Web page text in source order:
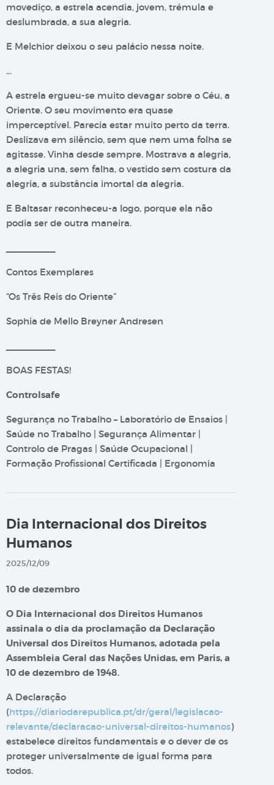
movediço, a estrela acendia, jovem, trémula e
deslumbrada, a sua alegria.
E Melchior deixou o seu palácio nessa noite.
…
A estrela ergueu-se muito devagar sobre o Céu, a
Oriente. O seu movimento era quase
imperceptível. Parecia estar muito perto da terra.
Deslizava em silêncio, sem que nem uma folha se
agitasse. Vinha desde sempre. Mostrava a alegria,
a alegria una, sem falha, o vestido sem costura da
alegria, a substância imortal da alegria.
E Baltasar reconheceu-a logo, porque ela não
podia ser de outra maneira.
Contos Exemplares
“Os Três Reis do Oriente”
Sophia de Mello Breyner Andresen
BOAS FESTAS!
Controlsafe
Segurança no Trabalho – Laboratório de Ensaios |
Saúde no Trabalho | Segurança Alimentar |
Controlo de Pragas | Saúde Ocupacional |
Formação Profissional Certificada | Ergonomia
Dia Internacional dos Direitos
Humanos
2025/12/09
10 de dezembro
O Dia Internacional dos Direitos Humanos
assinala o dia da proclamação da Declaração
Universal dos Direitos Humanos, adotada pela
Assembleia Geral das Nações Unidas, em Paris, a
10 de dezembro de 1948.
A Declaração
(https://diariodarepublica.pt/dr/geral/legislacao-
relevante/declaracao-universal-direitos-humanos)
estabelece direitos fundamentais e o dever de os
proteger universalmente de igual forma para
todos.